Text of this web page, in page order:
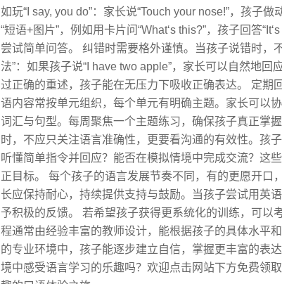
如玩“I say, you do”：家长说“Touch your nose!”，孩子
“短语+图片”，例如用卡片问“What‘s this?”，孩子回答
尝试简单问答。 纠错时需要格外谨慎。当孩子说错时，
法”：如果孩子说“I have two apple”，家长可以自然地回
过正确的重述，孩子能在无压力下吸收正确表达。 定期
语内容常按单元组织，每个单元有明确主题。家长可以
词汇与句型。每周聚焦一个主题练习，确保孩子真正掌
时，不应只关注语言准确性，更要看沟通的有效性。孩
听懂简单指令并回应？能否在模拟情境中完成交流？这
正目标。 每个孩子的语言发展节奏不同，有的更愿开口
长应保持耐心，持续提供支持与鼓励。当孩子尝试用英
予积极的反馈。 若希望孩子获得更系统化的训练，可以
程通常由经验丰富的教师设计，能根据孩子的具体水平
的专业环境中，孩子能逐步建立自信，掌握更丰富的表
境中感受语言学习的乐趣吗？欢迎点击网站下方免费领